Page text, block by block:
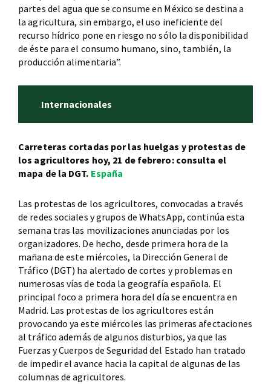
partes del agua que se consume en México se destina a
la agricultura, sin embargo, el uso ineficiente del
recurso hídrico pone en riesgo no sólo la disponibilidad
de éste para el consumo humano, sino, también, la
producción alimentaria”.
Internacionales
Carreteras cortadas por las huelgas y protestas de
los agricultores hoy, 21 de febrero: consulta el
mapa de la DGT. España
Las protestas de los agricultores, convocadas a través
de redes sociales y grupos de WhatsApp, continúa esta
semana tras las movilizaciones anunciadas por los
organizadores. De hecho, desde primera hora de la
mañana de este miércoles, la Dirección General de
Tráfico (DGT) ha alertado de cortes y problemas en
numerosas vías de toda la geografía española. El
principal foco a primera hora del día se encuentra en
Madrid. Las protestas de los agricultores están
provocando ya este miércoles las primeras afectaciones
al tráfico además de algunos disturbios, ya que las
Fuerzas y Cuerpos de Seguridad del Estado han tratado
de impedir el avance hacia la capital de algunas de las
columnas de agricultores.